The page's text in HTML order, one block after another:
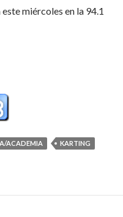
miércoles en la 94.1
(Audio)
ACADEMIA
KARTING